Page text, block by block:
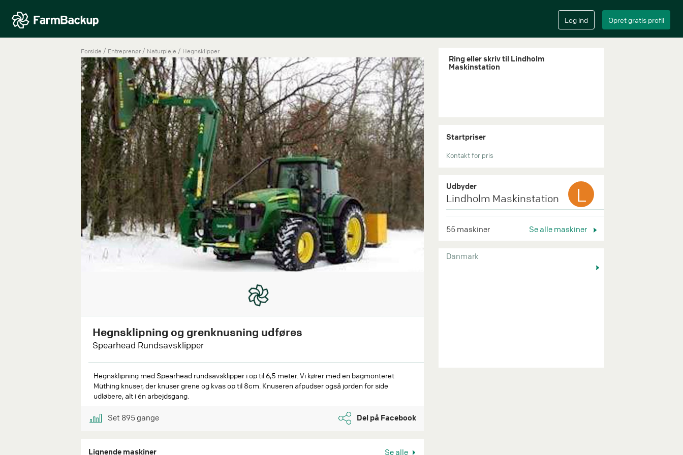
Forside / Entreprenør / Naturpleje / Hegnsklipper
Hegnsklipning og grenknusning udføres
Spearhead Rundsavsklipper
Hegnsklipning med Spearhead rundsavsklipper i op til 6,5 meter. Vi kører med en bagmonteret
Müthing knuser, der knuser grene og kvas op til 8cm. Knuseren afpudser også jorden for side
udløbere, alt i én arbejdsgang.
Set 895gange Del på Facebook
Lignende maskiner Se alle
Ring eller skriv til Lindholm
Maskinstation
Startpriser
Kontakt for pris
Udbyder
Lindholm Maskinstation L
55 maskiner Se alle maskiner
Danmark